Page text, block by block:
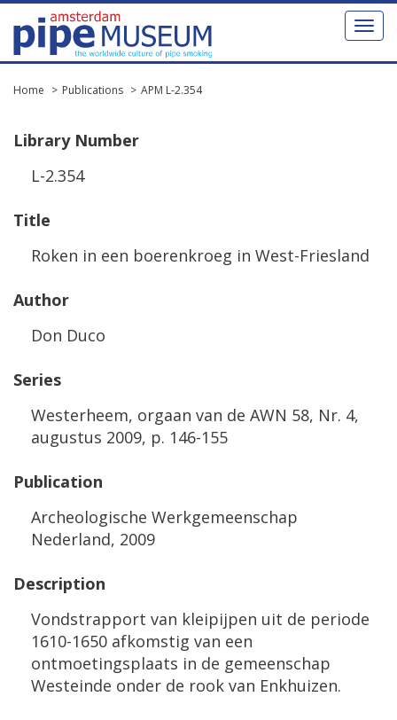
Toggle
Home Publications APM L-2.354
Library Number
L-2.354
Title
Roken in een boerenkroeg in West-Friesland
Author
Don Duco
Series
Westerheem, orgaan van de AWN 58, Nr. 4,
augustus 2009, p. 146-155
Publication
Archeologische Werkgemeenschap
Nederland, 2009
Description
Vondstrapport van kleipijpen uit de periode
1610-1650 afkomstig van een
ontmoetingsplaats in de gemeenschap
Westeinde onder de rook van Enkhuizen.